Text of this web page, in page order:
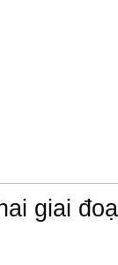
giai